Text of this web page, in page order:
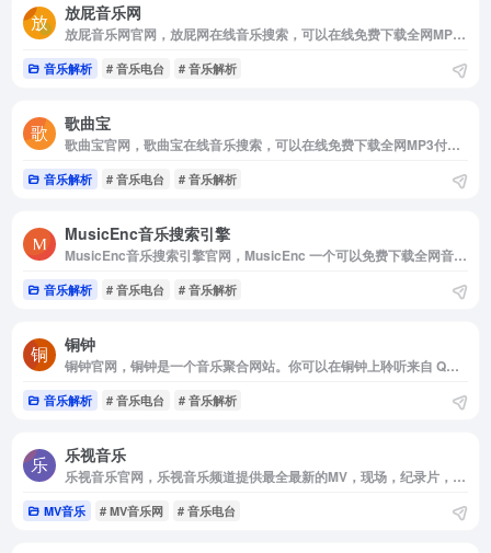
放屁音乐网
放屁音乐网官网，放屁网在线音乐搜索，可以在线免费下载全网MP3付费歌曲，流行音乐，经典老歌等。曲库完整，更新迅速，试听流畅，支持高品质|无损音质
音乐解析 # 音乐电台 # 音乐解析
歌曲宝
歌曲宝官网，歌曲宝在线音乐搜索，可以在线免费下载全网MP3付费歌曲，流行音乐，经典老歌等。曲库完整，更新迅速，试听流畅，支持高品质|无损音质
音乐解析 # 音乐电台 # 音乐解析
MusicEnc音乐搜索引擎
MusicEnc音乐搜索引擎官网，MusicEnc 一个可以免费下载全网音乐资源的网站，内部无广告
音乐解析 # 音乐电台 # 音乐解析
铜钟
铜钟官网，铜钟是一个音乐聚合网站。你可以在铜钟上聆听来自 QQ 音乐，网易云音乐和酷我音乐三家平台的音乐。
音乐解析 # 音乐电台 # 音乐解析
乐视音乐
乐视音乐官网，乐视音乐频道提供最全最新的MV，现场，纪录片，原创节目等高品质音乐视频内容， 致力于打造最具专业水准的互联网音乐视频媒体和音乐整合营销平台。
MV音乐 # MV音乐网 # 音乐电台